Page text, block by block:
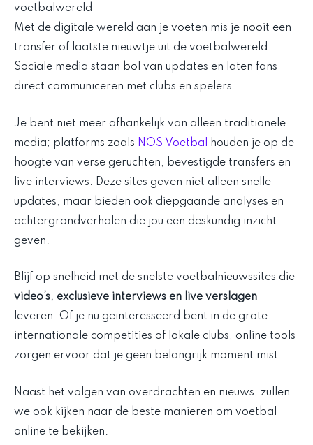
voetbalwereld
Met de digitale wereld aan je voeten mis je nooit een
transfer of laatste nieuwtje uit de voetbalwereld.
Sociale media staan bol van updates en laten fans
direct communiceren met clubs en spelers.
Je bent niet meer afhankelijk van alleen traditionele
media; platforms zoals NOS Voetbal
houden je op de
hoogte van verse geruchten, bevestigde transfers en
live interviews. Deze sites geven niet alleen snelle
updates, maar bieden ook diepgaande analyses en
achtergrondverhalen die jou een deskundig inzicht
geven.
Blijf op snelheid met de snelste voetbalnieuwssites die
video’s, exclusieve interviews en live verslagen
leveren. Of je nu geïnteresseerd bent in de grote
internationale competities of lokale clubs, online tools
zorgen ervoor dat je geen belangrijk moment mist.
Naast het volgen van overdrachten en nieuws, zullen
we ook kijken naar de beste manieren om voetbal
online te bekijken.